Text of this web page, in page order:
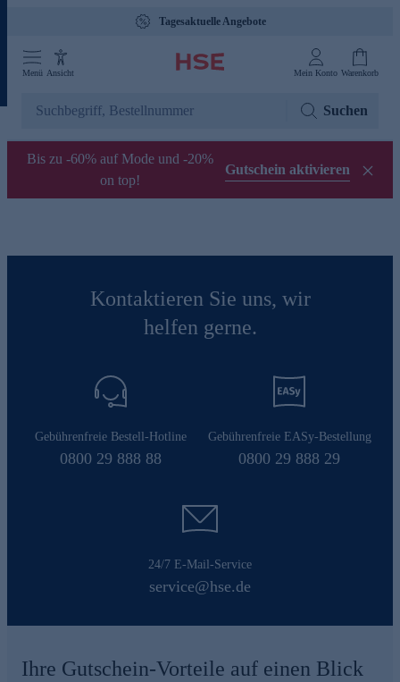
Tagesaktuelle Angebote
Menü Ansicht Mein Konto Warenkorb
Suchen
Bis zu -60% auf Mode und -20%
on top!
Gutschein aktivieren
Kontaktieren Sie uns, wir
helfen gerne.
Gebührenfreie Bestell-Hotline
0800 29 888 88
Gebührenfreie EASy-Bestellung
0800 29 888 29
24/7 E-Mail-Service
service@hse.de
Ihre Gutschein-Vorteile auf einen Blick